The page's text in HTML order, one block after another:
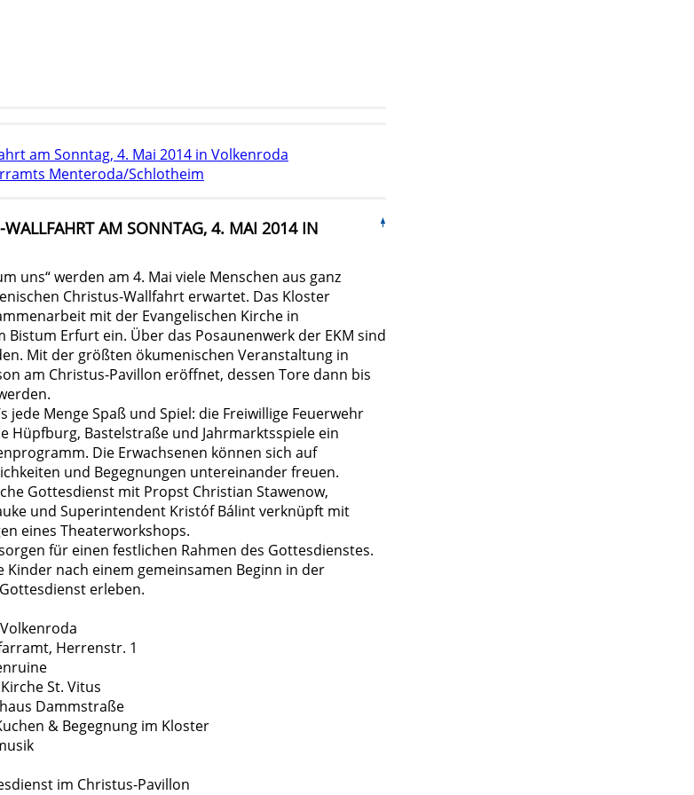
am Sonntag, 4. Mai 2014 in Volkenroda
Menteroda/Schlotheim
WALLFAHRT AM SONNTAG, 4. MAI 2014 IN
uns“ werden am 4. Mai viele Menschen aus ganz
Christus-Wallfahrt erwartet. Das Kloster
mit der Evangelischen Kirche in
Erfurt ein. Über das Posaunenwerk der EKM sind
Mit der größten ökumenischen Veranstaltung in
am Christus-Pavillon eröffnet, dessen Tore dann bis
jede Menge Spaß und Spiel: die Freiwillige Feuerwehr
Hüpfburg, Bastelstraße und Jahrmarktsspiele ein
Die Erwachsenen können sich auf
und Begegnungen untereinander freuen.
Gottesdienst mit Propst Christian Stawenow,
und Superintendent Kristóf Bálint verknüpft mit
eines Theaterworkshops.
für einen festlichen Rahmen des Gottesdienstes.
nach einem gemeinsamen Beginn in der
erleben.
Herrenstr. 1
St. Vitus
Dammstraße
& Begegnung im Kloster
im Christus-Pavillon